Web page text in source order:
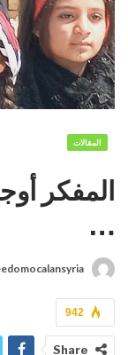
المقالات
المفكر
…
942
Share